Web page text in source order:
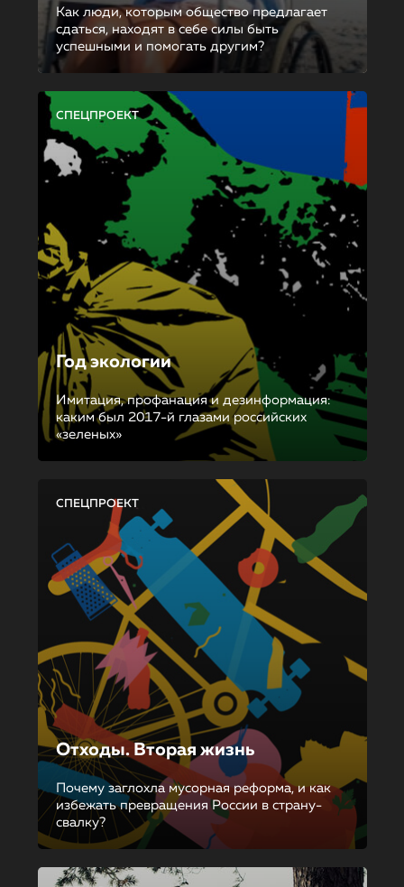
Как люди, которым общество предлагает
сдаться, находят в себе силы быть
успешными и помогать другим?
СПЕЦПРОЕКТ
Год экологии
Имитация, профанация и дезинформация:
каким был 2017-й глазами российских
«зеленых»
СПЕЦПРОЕКТ
Отходы. Вторая жизнь
Почему заглохла мусорная реформа, и как
избежать превращения России в страну-
свалку?